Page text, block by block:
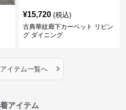
¥15,720 (税込)
古典華紋廊下カーペット リビン
グ ダイニング
イテム一覧へ ›
アイテム